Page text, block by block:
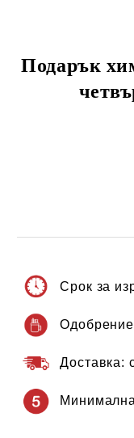
Подарък
Срок за
Доставка: